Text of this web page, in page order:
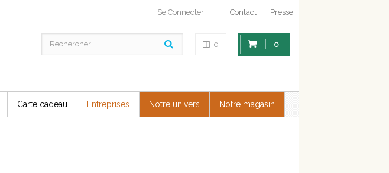
Contact Presse
Se Connecter
0
0
Carte cadeau Entreprises Notre univers Notre magasin